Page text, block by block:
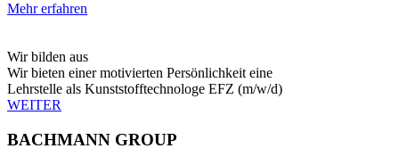
Mehr erfahren
Wir bilden aus
Wir bieten einer motivierten Persönlichkeit eine
Lehrstelle als Kunststofftechnologe EFZ (m/w/d)
WEITER
BACHMANN GROUP